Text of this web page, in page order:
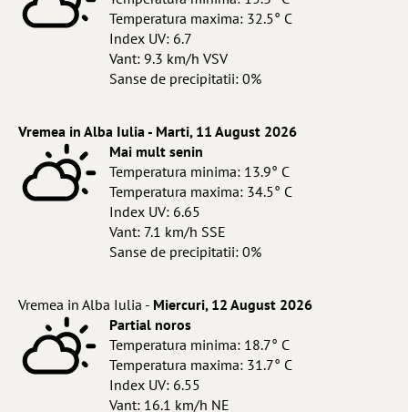
Temperatura maxima: 32.5° C
Index UV: 6.7
Vant: 9.3 km/h VSV
Sanse de precipitatii: 0%
Vremea in Alba Iulia - Marti, 11 August 2026
Mai mult senin
Temperatura minima: 13.9° C
Temperatura maxima: 34.5° C
Index UV: 6.65
Vant: 7.1 km/h SSE
Sanse de precipitatii: 0%
Vremea in Alba Iulia - Miercuri, 12 August 2026
Partial noros
Temperatura minima: 18.7° C
Temperatura maxima: 31.7° C
Index UV: 6.55
Vant: 16.1 km/h NE